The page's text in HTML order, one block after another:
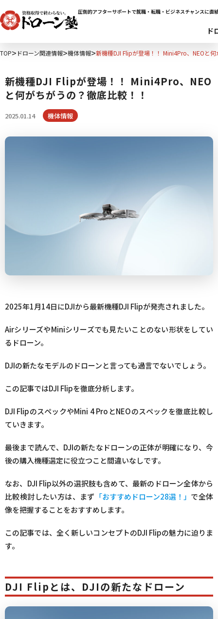
圧倒的アフターサポートで就職・転職・ビジネスチャンスに直
ド
TOP ドローン関連情報 機体情報 新機種DJI Flipが登場！！ Mini4Pro、NEOと
新機種DJI Flipが登場！！ Mini4Pro、NEO
と何がちがうの？徹底比較！！
2025.01.14 機体情報
2025年1月14日にDJIから最新機種DJI Flipが発売されました。
AirシリーズやMiniシリーズでも見たいことのない形状をしてい
るドローン。
DJIの新たなモデルのドローンと言っても過言でないでしょう。
この記事ではDJI Flipを徹底分析します。
DJI FlipのスペックやMini 4 ProとNEOのスペックを徹底比較し
ていきます。
最後まで読んで、DJIの新たなドローンの正体が明確になり、今
後の購入機種選定に役立つこと間違いなしです。
なお、DJI Flip以外の選択肢も含めて、最新のドローン全体から
比較検討したい方は、まず 「おすすめドローン28選！」 で全体
像を把握することをおすすめします。
この記事では、全く新しいコンセプトのDJI Flipの魅力に迫りま
す。
DJI Flipとは、DJIの新たなドローン